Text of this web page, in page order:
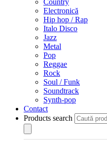
Country
Electronică
Hip hop / Rap
Italo Disco
Jazz
Metal
Pop
Reggae
Rock
Soul / Funk
Soundtrack
Synth-pop
Contact
Products search